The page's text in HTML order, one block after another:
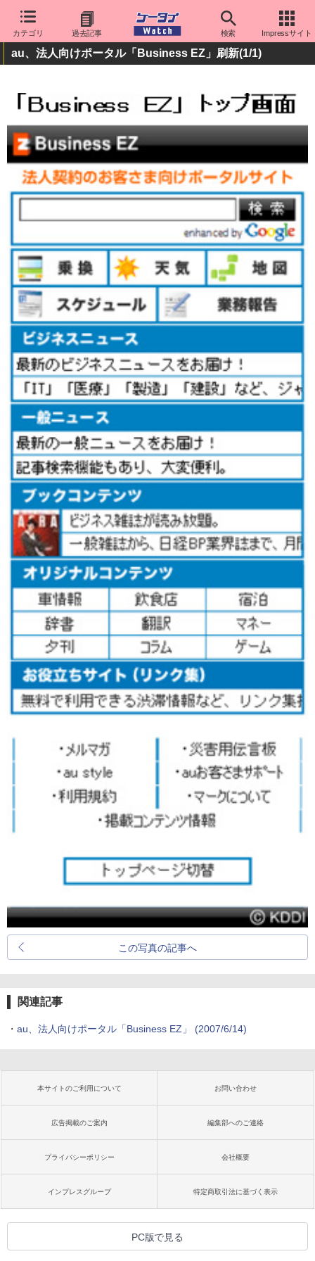
カテゴリ 過去記事 検索 Impressサイト
au、法人向けポータル「Business EZ」刷新(1/1)
この写真の記事へ
関連記事
・ au、法人向けポータル「Business EZ」 (2007/6/14)
本サイトのご利用について お問い合わせ
広告掲載のご案内 編集部へのご連絡
プライバシーポリシー 会社概要
インプレスグループ 特定商取引法に基づく表示
PC版で見る